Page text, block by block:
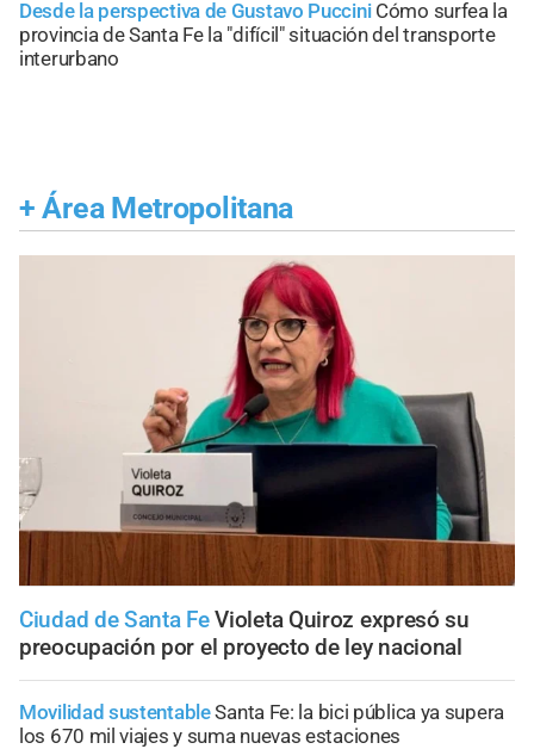
Desde la perspectiva de Gustavo Puccini Cómo surfea la
provincia de Santa Fe la "difícil" situación del transporte
interurbano
+ Área Metropolitana
Ciudad de Santa Fe Violeta Quiroz expresó su
preocupación por el proyecto de ley nacional
Movilidad sustentableSanta Fe: la bici pública ya supera
los 670 mil viajes y suma nuevas estaciones